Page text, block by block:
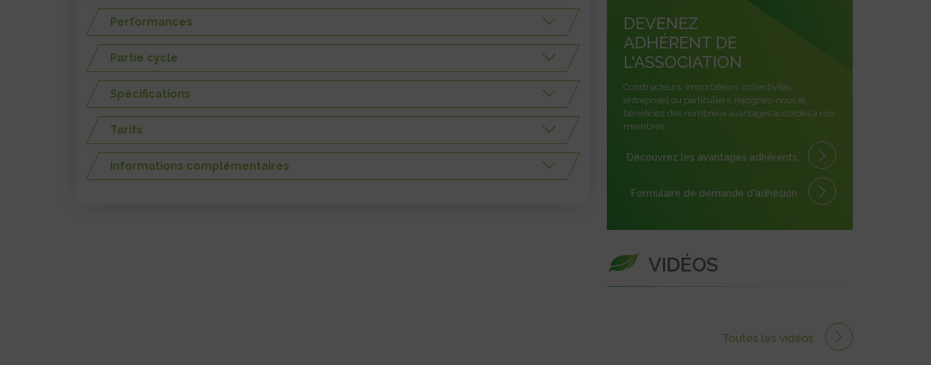
Performances
Partie cycle
Spécifications
Tarifs
Informations complémentaires
DEVENEZ
ADHÉRENT DE
L'ASSOCIATION
Constructeurs, importateurs, collectivités,
entreprises ou particuliers, rejoignez-nous et
bénéficiez des nombreux avantages accordés à nos
membres.
Découvrez les avantages adhérents
Formulaire de demande d'adhésion
VIDÉOS
Toutes les vidéos